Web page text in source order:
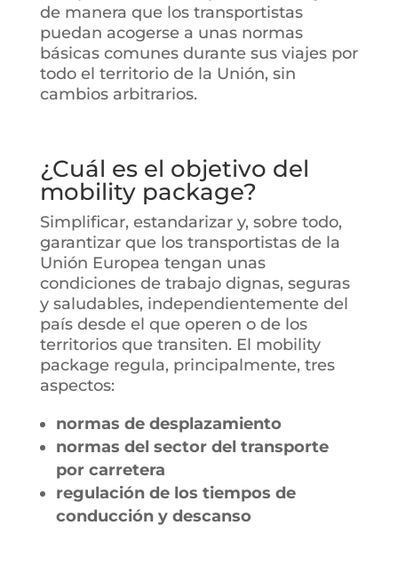
de manera que los transportistas
puedan acogerse a unas normas
básicas comunes durante sus viajes por
todo el territorio de la Unión, sin
cambios arbitrarios.
¿Cuál es el objetivo del
mobility package?
Simplificar, estandarizar y, sobre todo,
garantizar que los transportistas de la
Unión Europea tengan unas
condiciones de trabajo dignas, seguras
y saludables, independientemente del
país desde el que operen o de los
territorios que transiten. El mobility
package regula, principalmente, tres
aspectos:
normas de desplazamiento
normas del sector del transporte
por carretera
regulación de los tiempos de
conducción y descanso